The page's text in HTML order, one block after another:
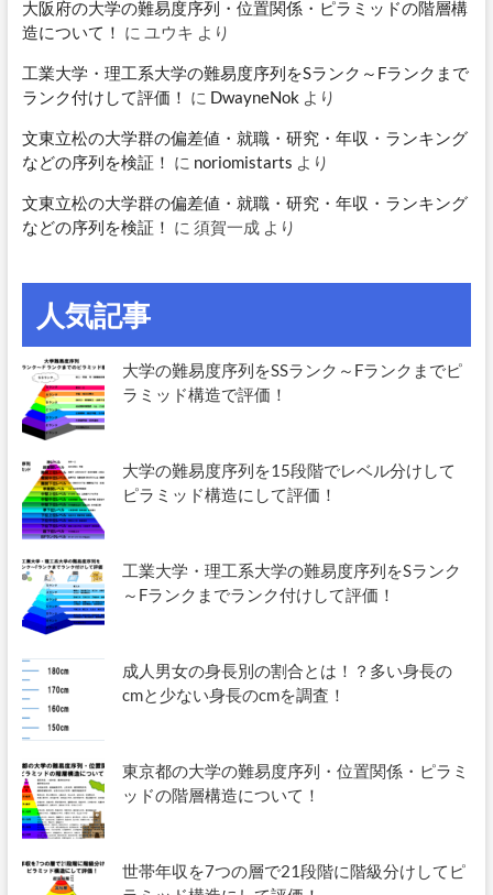
大阪府の大学の難易度序列・位置関係・ピラミッドの階層構
造について！ に ユウキ より
工業大学・理工系大学の難易度序列をSランク～Fランクまで
ランク付けして評価！ に DwayneNok より
文東立松の大学群の偏差値・就職・研究・年収・ランキング
などの序列を検証！ に noriomistarts より
文東立松の大学群の偏差値・就職・研究・年収・ランキング
などの序列を検証！ に 須賀一成より
人気記事
大学の難易度序列をSSランク～Fランクまでピ
ラミッド構造で評価！
大学の難易度序列を15段階でレベル分けして
ピラミッド構造にして評価！
工業大学・理工系大学の難易度序列をSランク
～Fランクまでランク付けして評価！
成人男女の身長別の割合とは！？多い身長の
cmと少ない身長のcmを調査！
東京都の大学の難易度序列・位置関係・ピラミ
ッドの階層構造について！
世帯年収を7つの層で21段階に階級分けしてピ